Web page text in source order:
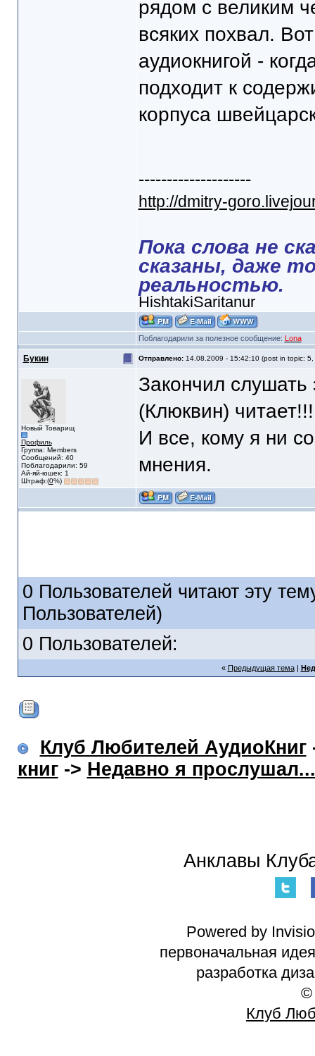
рядом с великим
всяких похвал.
аудиокнигой -
подходит к
корпуса
--------------------
http://dmitry-
Пока слова не
сказаны, даже
реальностью.
HishtakiSaritanur
Поблагодарили за полезное сообщение: Lona
Букин Отправлено: 14.08.2009 - 15:42:10 (post in topic: 5,
Новый Товарищ
Профиль
Группа: Members
Сообщений: 40
Поблагодарили: 59
Ай-яй-юшек: 1
Штраф:(0%)
Закончил слушать
(Клюквин)
И все, кому я ни
мнения.
0 Пользователей читают эту
Пользователей)
0 Пользователей:
« Предыдущая тема|
Клуб Любителей АудиоКниг
книг-> Недавно я прослушал...
Анклавы
Powered by
первоначальная
разработка
©
Клуб